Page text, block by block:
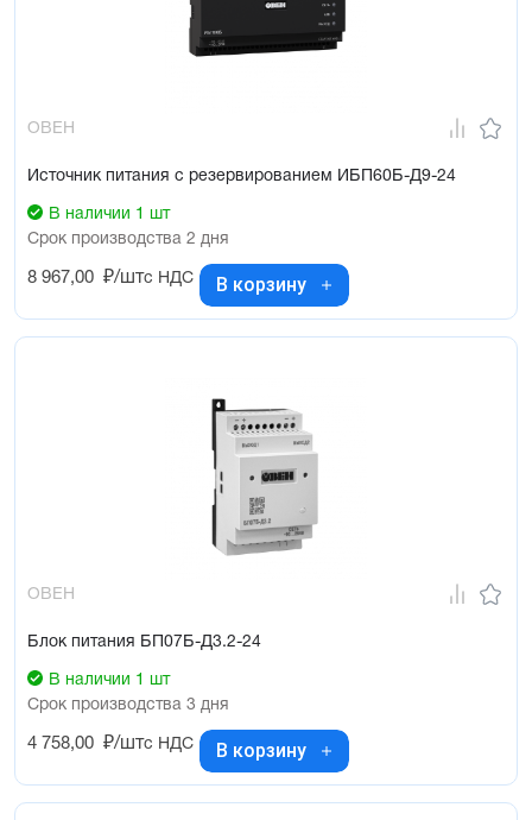
ОВЕН
Источник питания с резервированием ИБП60Б-Д9-24
В наличии 1 шт
Срок производства 2 дня
8 967,00 ₽/штс НДС В корзину
ОВЕН
Блок питания БП07Б-Д3.2-24
В наличии 1 шт
Срок производства 3 дня
4 758,00 ₽/штс НДС В корзину